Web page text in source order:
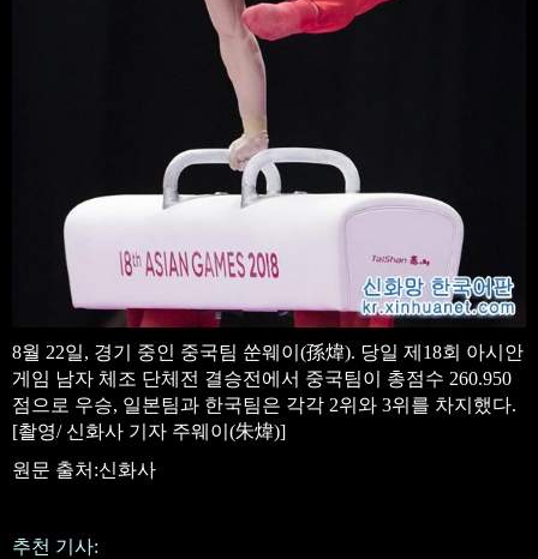
8월 22일, 경기 중인 중국팀 쑨웨이(孫煒). 당일 제18회 아시안
게임 남자 체조 단체전 결승전에서 중국팀이 총점수 260.950
점으로 우승, 일본팀과 한국팀은 각각 2위와 3위를 차지했다.
[촬영/ 신화사 기자 주웨이(朱煒)]
원문 출처:신화사
추천 기사: